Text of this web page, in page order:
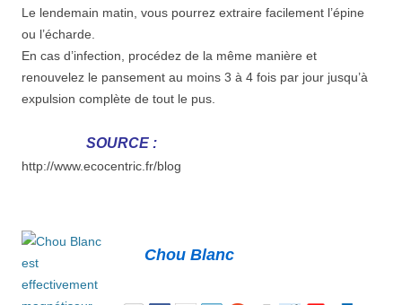
Le lendemain matin, vous pourrez extraire facilement l’épine
ou l’écharde.
En cas d’infection, procédez de la même manière et
renouvelez le pansement au moins 3 à 4 fois par jour jusqu’à
expulsion complète de tout le pus.
SOURCE :
http://www.ecocentric.fr/blog
Chou Blanc